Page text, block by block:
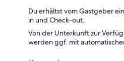
Du erhältst vom Gastgeber
in und Check-out.
Von der Unterkunft zur
werden ggf. mit